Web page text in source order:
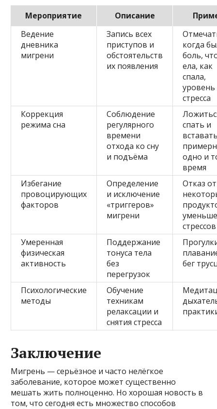
Мероприятие Описание
Ведение
дневника
мигрени
Запись всех
приступов и
обстоятельств
их появления
когда
боль,
ела, как
спала,
уровень
стресса
Коррекция
режима сна
Соблюдение
регулярного
времени
отхода ко сну
и подъёма
спать и
одно и
время
Избегание
провоцирующих
факторов
Определение
и исключение
«триггеров»
мигрени
Отказ от
стрессов
Умеренная
физическая
активность
Поддержание
тонуса тела
без
перегрузок
бег
Психологические
методы
Обучение
техникам
релаксации и
снятия стресса
Заключение
Мигрень — серьёзное и часто нелёгкое
заболевание, которое может существенно
мешать жить полноценно. Но хорошая новость в
том, что сегодня есть множество способов